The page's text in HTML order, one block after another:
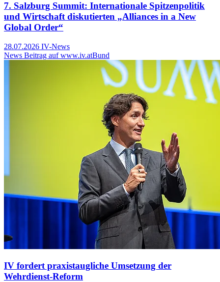
7. Salzburg Summit: Internationale Spitzenpolitik
und Wirtschaft diskutierten „Alliances in a New
Global Order“
28.07.2026 IV-News
News Beitrag auf www.iv.atBund
IV fordert praxistaugliche Umsetzung der
Wehrdienst-Reform